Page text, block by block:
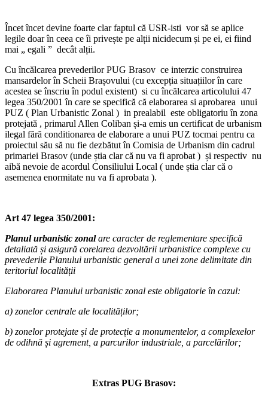
Încet încet devine foarte clar faptul că USR-isti vor să se aplice
legile doar în ceea ce îi privește pe alții nicidecum și pe ei, ei fiind
mai „ egali ” decât alții.
Cu încălcarea prevederilor PUG Brasov ce interzic construirea
mansardelor în Scheii Brașovului (cu excepția situațiilor în care
acestea se înscriu în podul existent) si cu încălcarea articolului 47
legea 350/2001 în care se specifică că elaborarea si aprobarea unui
PUZ ( Plan Urbanistic Zonal ) in prealabil este obligatoriu în zona
protejată , primarul Allen Coliban și-a emis un certificat de urbanism
ilegal fără conditionarea de elaborare a unui PUZ tocmai pentru ca
proiectul său să nu fie dezbătut în Comisia de Urbanism din cadrul
primariei Brasov (unde știa clar că nu va fi aprobat ) și respectiv nu
aibă nevoie de acordul Consiliului Local ( unde știa clar că o
asemenea enormitate nu va fi aprobata ).
Art 47 legea 350/2001:
Planul urbanistic zonalare caracter de reglementare specifică
detaliată și asigură corelarea dezvoltării urbanistice complexe cu
prevederile Planului urbanistic general a unei zone delimitate din
teritoriul localității
Elaborarea Planului urbanistic zonal este obligatorie în cazul:
a) zonelor centrale ale localităților;
b) zonelor protejate și de protecție a monumentelor, a complexelor
de odihnă și agrement, a parcurilor industriale, a parcelărilor;
Extras PUG Brasov: